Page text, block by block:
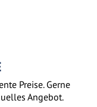
Preise. Gerne
Angebot.